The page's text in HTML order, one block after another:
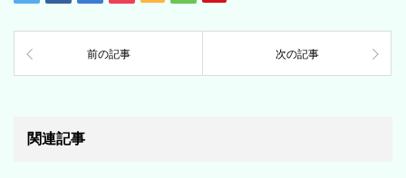
前の記事 次の記事
関連記事